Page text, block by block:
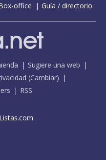
office Guía / directorio
Sugiere una web
(Cambiar)
RSS